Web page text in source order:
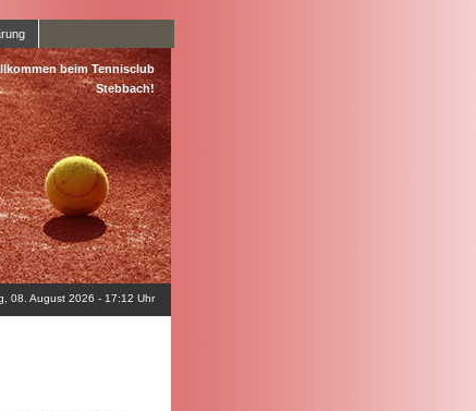
beim Tennisclub
Stebbach!
08. August 2026 - 17:12 Uhr